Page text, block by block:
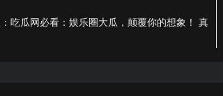
吃瓜网必看：娱乐圈大瓜，颠覆你的想象！ 真